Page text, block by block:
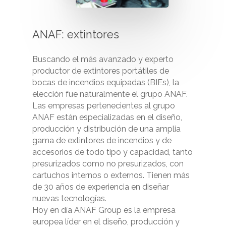
ANAF: extintores
Buscando el más avanzado y experto
productor de extintores portátiles de
bocas de incendios equipadas (BIEs), la
elección fue naturalmente el grupo ANAF.
Las empresas pertenecientes al grupo
ANAF están especializadas en el diseño,
producción y distribución de una amplia
gama de extintores de incendios y de
accesorios de todo tipo y capacidad, tanto
presurizados como no presurizados, con
cartuchos internos o externos. Tienen más
de 30 años de experiencia en diseñar
nuevas tecnologías.
Hoy en día ANAF Group es la empresa
europea líder en el diseño, producción y